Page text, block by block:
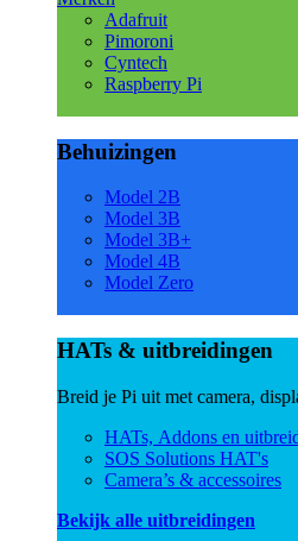
Adafruit
Pimoroni
Cyntech
Raspberry Pi
Behuizingen
Model 2B
Model 3B
Model 3B+
Model 4B
Model Zero
HATs & uitbreidingen
Breid je Pi uit met camera,
HATs, Addons en
SOS Solutions HAT's
Camera’s & accessoires
Bekijk alle uitbreidingen